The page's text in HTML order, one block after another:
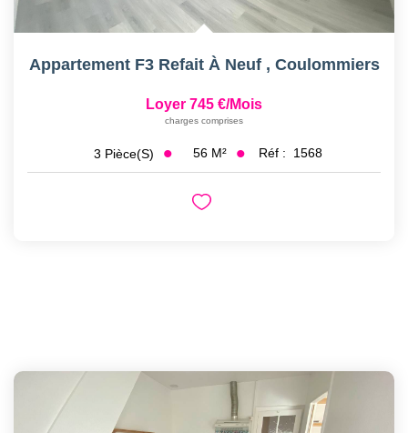
Appartement F3 Refait À Neuf , Coulommiers
Loyer 745 €/mois
charges comprises
3 Pièce(s) 56 M² Réf : 1568